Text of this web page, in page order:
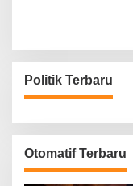
Politik Terbaru
Otomatif Terbaru